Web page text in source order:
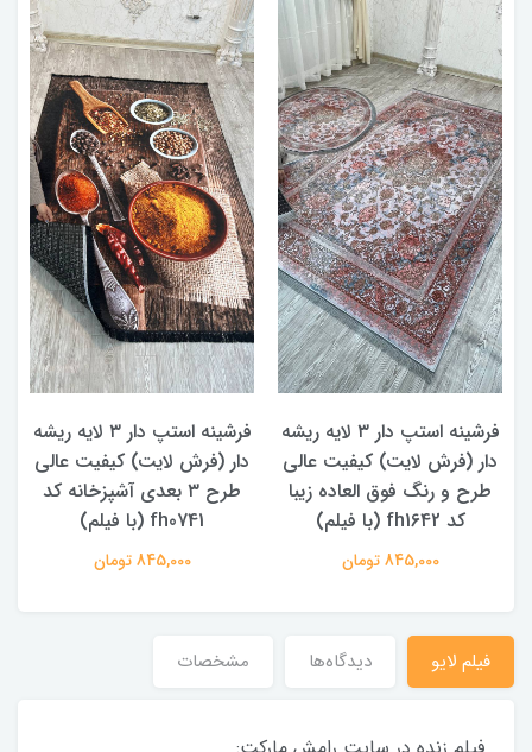
فرشینه استپ دار ۳ لایه ریشه
دار (فرش لایت) کیفیت عالی
طرح و رنگ فوق العاده زیبا
کد fh1642 (با فیلم)
845,000 تومان
فرشینه استپ دار ۳ لایه ریشه
دار (فرش لایت) کیفیت عالی
طرح ۳ بعدی آشپزخانه کد
fh0741 (با فیلم)
845,000 تومان
فیلم لایو دیدگاه‌ها مشخصات